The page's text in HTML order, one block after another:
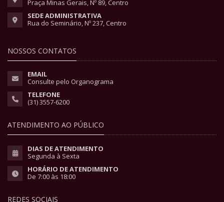
Praça Minas Gerais, Nº 89, Centro
SEDE ADMINISTRATIVA
Rua do Seminário, Nº 237, Centro
NOSSOS CONTATOS
EMAIL
Consulte pelo Organograma
TELEFONE
(31) 3557-6200
ATENDIMENTO AO PÚBLICO
DIAS DE ATENDIMENTO
Segunda à Sexta
HORÁRIO DE ATENDIMENTO
De 7:00 às 18:00
REDES SOCIAIS